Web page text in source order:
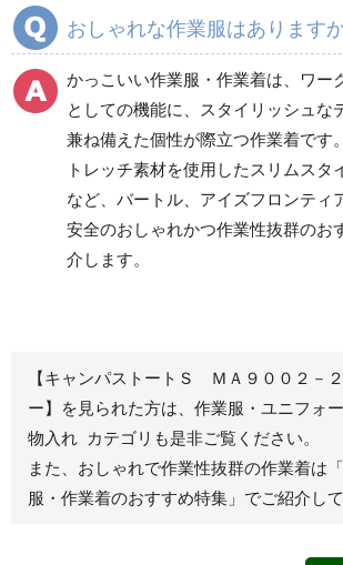
ズボン
ツ
クリーンウェアワーク
パンツ
ズボン
レディース作業着
ブルゾン
ジャンパー
秋冬長袖
春夏半袖
スモック
シャツ
おしゃれな作業服はあります
かっこいい作業服・作業着は、ワー
としての機能に、スタイリッシュな
兼ね備えた個性が際立つ作業着です
トレッチ素材を使用したスリムスタ
など、バートル、アイズフロンティ
安全のおしゃれかつ作業性抜群のお
介します。
【キャンパストートＳ ＭＡ９００２－
ー】を見られた方は、作業服・ユニフォ
物入れ カテゴリも是非ご覧ください。
また、おしゃれで作業性抜群の作業着は
服・作業着のおすすめ特集」 でご紹介し